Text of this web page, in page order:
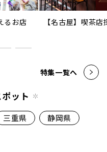
るお店
【名古屋】喫茶店
特集一覧へ
ット
三重県 静岡県